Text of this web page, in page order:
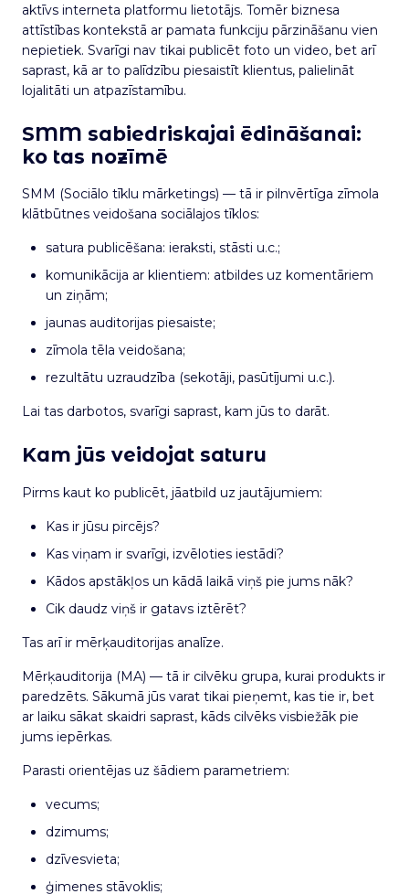
aktīvs interneta platformu lietotājs. Tomēr biznesa
attīstības kontekstā ar pamata funkciju pārzināšanu vien
nepietiek. Svarīgi nav tikai publicēt foto un video, bet arī
saprast, kā ar to palīdzību piesaistīt klientus, palielināt
lojalitāti un atpazīstamību.
SMM sabiedriskajai ēdināšanai:
ko tas nozīmē
SMM (Sociālo tīklu mārketings) — tā ir pilnvērtīga zīmola
klātbūtnes veidošana sociālajos tīklos:
satura publicēšana: ieraksti, stāsti u.c.;
komunikācija ar klientiem: atbildes uz komentāriem
un ziņām;
jaunas auditorijas piesaiste;
zīmola tēla veidošana;
rezultātu uzraudzība (sekotāji, pasūtījumi u.c.).
Lai tas darbotos, svarīgi saprast, kam jūs to darāt.
Kam jūs veidojat saturu
Pirms kaut ko publicēt, jāatbild uz jautājumiem:
Kas ir jūsu pircējs?
Kas viņam ir svarīgi, izvēloties iestādi?
Kādos apstākļos un kādā laikā viņš pie jums nāk?
Cik daudz viņš ir gatavs iztērēt?
Tas arī ir mērķauditorijas analīze.
Mērķauditorija (MA) — tā ir cilvēku grupa, kurai produkts ir
paredzēts. Sākumā jūs varat tikai pieņemt, kas tie ir, bet
ar laiku sākat skaidri saprast, kāds cilvēks visbiežāk pie
jums iepērkas.
Parasti orientējas uz šādiem parametriem:
vecums;
dzimums;
dzīvesvieta;
ģimenes stāvoklis;